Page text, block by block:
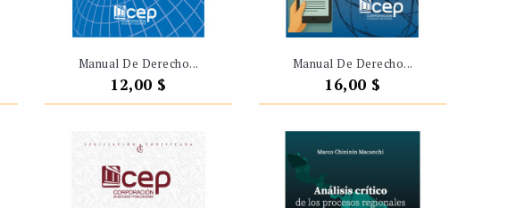
Manual De Derecho...
Precio
12,00 $
Manual De Derecho...
Precio
16,00 $